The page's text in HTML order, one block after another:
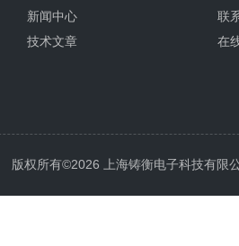
新闻中心
技术文章
联
在
版权所有©2026 上海铸衡电子科技有